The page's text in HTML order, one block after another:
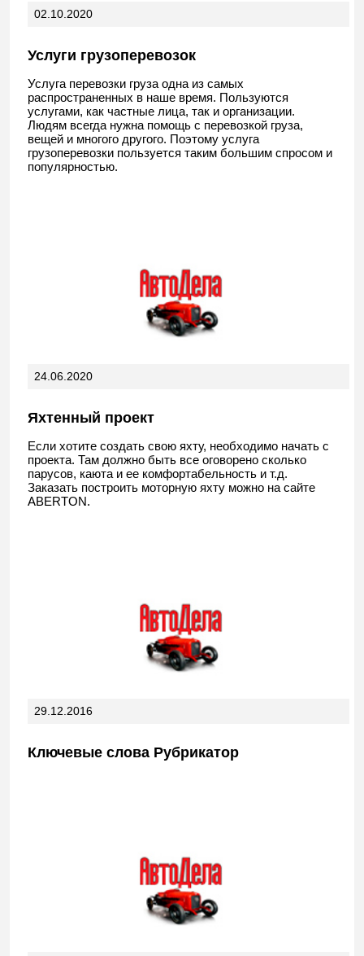
02.10.2020
Услуги грузоперевозок
Услуга перевозки груза одна из самых
распространенных в наше время. Пользуются
услугами, как частные лица, так и организации.
Людям всегда нужна помощь с перевозкой груза,
вещей и многого другого. Поэтому услуга
грузоперевозки пользуется таким большим спросом и
популярностью.
24.06.2020
Яхтенный проект
Если хотите создать свою яхту, необходимо начать с
проекта. Там должно быть все оговорено сколько
парусов, каюта и ее комфортабельность и т.д.
Заказать построить моторную яхту можно на сайте
ABERTON.
29.12.2016
Ключевые слова Рубрикатор